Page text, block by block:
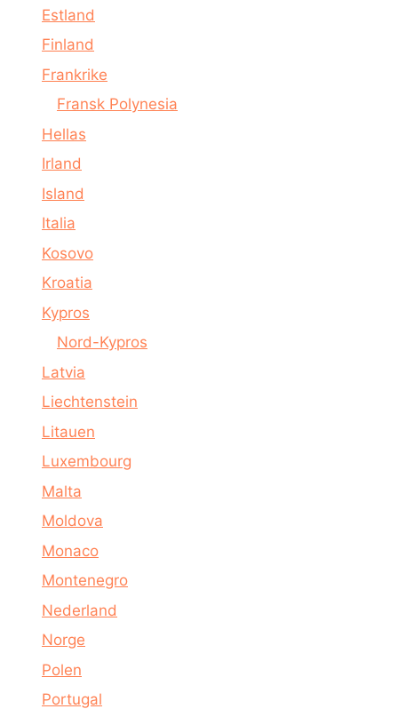
Estland
Finland
Frankrike
Fransk Polynesia
Hellas
Irland
Island
Italia
Kosovo
Kroatia
Kypros
Nord-Kypros
Latvia
Liechtenstein
Litauen
Luxembourg
Malta
Moldova
Monaco
Montenegro
Nederland
Norge
Polen
Portugal